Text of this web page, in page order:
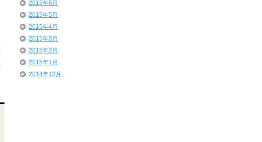
2015年6月
2015年5月
2015年4月
2015年3月
2015年2月
2015年1月
2014年12月